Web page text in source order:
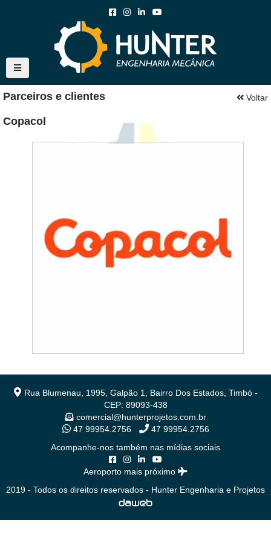
Parceiros e clientes Voltar
Copacol
Rua Blumenau, 1995, Galpão 1, Bairro Dos Estados, Timbó -
CEP: 89093-438
comercial@hunterprojetos.com.br
47 99954.2756
47 99954.2756
Acompanhe-nos também nas mídias sociais
Aeroporto mais próximo
2019 - Todos os direitos reservados - Hunter Engenharia e Projetos